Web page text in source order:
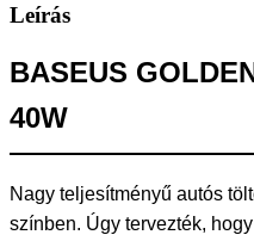
Leírás
BASEUS
40W
Nagy teljesítményű autós
színben. Úgy tervezték,